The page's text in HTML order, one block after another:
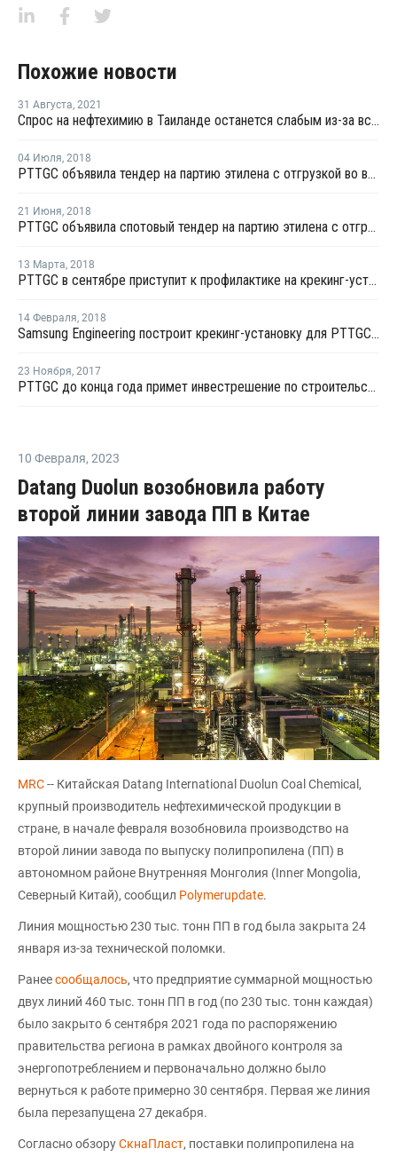
Похожие новости
31 Августа, 2021
Спрос на нефтехимию в Таиланде останется слабым из-за вспышки коронавируса
04 Июля, 2018
PTTGC объявила тендер на партию этилена с отгрузкой во второй половине июля
21 Июня, 2018
PTTGC объявила спотовый тендер на партию этилена с отгрузкой в конце июня - начале июля
13 Марта, 2018
PTTGC в сентябре приступит к профилактике на крекинг-установке № 1 в Таиланде
14 Февраля, 2018
Samsung Engineering построит крекинг-установку для PTTGC в Таиланде
23 Ноября, 2017
PTTGC до конца года примет инвестрешение по строительству крекинг-установки в Таиланде
10 Февраля, 2023
Datang Duolun возобновила работу
второй линии завода ПП в Китае
MRC-- Китайская Datang International Duolun Coal Chemical,
крупный производитель нефтехимической продукции в
стране, в начале февраля возобновила производство на
второй линии завода по выпуску полипропилена (ПП) в
автономном районе Внутренняя Монголия (Inner Mongolia,
Северный Китай), сообщил Polymerupdate.
Линия мощностью 230 тыс. тонн ПП в год была закрыта 24
января из-за технической поломки.
Ранеесообщалось, что предприятие суммарной мощностью
двух линий 460 тыс. тонн ПП в год (по 230 тыс. тонн каждая)
было закрыто 6 сентября 2021 года по распоряжению
правительства региона в рамках двойного контроля за
энергопотреблением и первоначально должно было
вернуться к работе примерно 30 сентября. Первая же линия
была перезапущена 27 декабря.
Согласно обзоруСкнаПласт, поставки полипропилена на